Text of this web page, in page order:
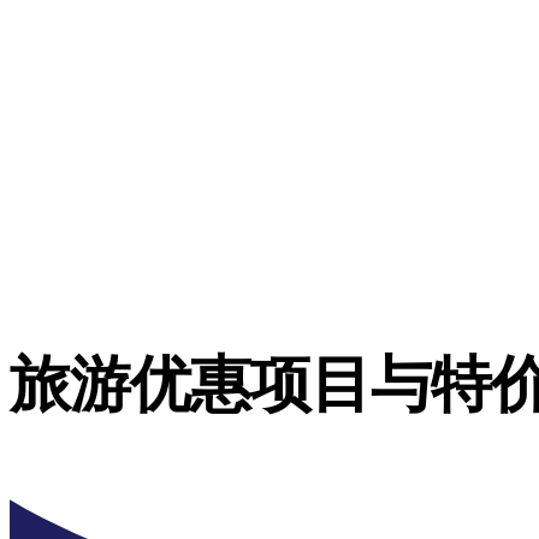
旅游优惠项目与特